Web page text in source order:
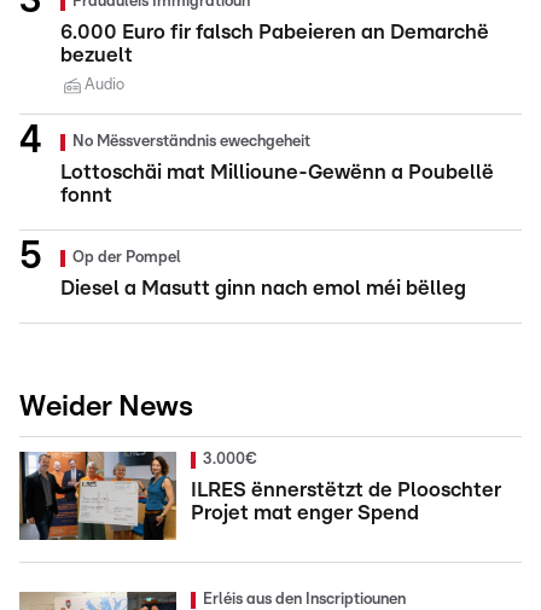
6.000 Euro fir falsch Pabeieren an Demarchë
bezuelt
Audio
No Mëssverständnis ewechgeheit
Lottoschäi mat Millioune-Gewënn a Poubellë
fonnt
Op der Pompel
Diesel a Masutt ginn nach emol méi bëlleg
Weider News
3.000€
ILRES ënnerstëtzt de Plooschter
Projet mat enger Spend
Erléis aus den Inscriptiounen